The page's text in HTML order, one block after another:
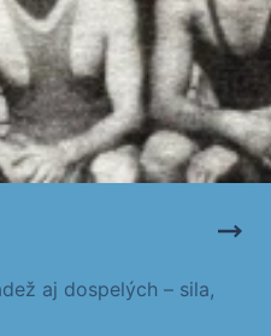
aj dospelých – sila,